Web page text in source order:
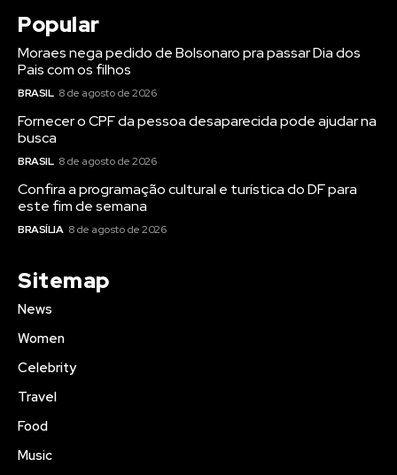
Popular
Moraes nega pedido de Bolsonaro pra passar Dia dos
Pais com os filhos
BRASIL 8 de agosto de 2026
Fornecer o CPF da pessoa desaparecida pode ajudar na
busca
BRASIL 8 de agosto de 2026
Confira a programação cultural e turística do DF para
este fim de semana
BRASÍLIA 8 de agosto de 2026
Sitemap
News
Women
Celebrity
Travel
Food
Music